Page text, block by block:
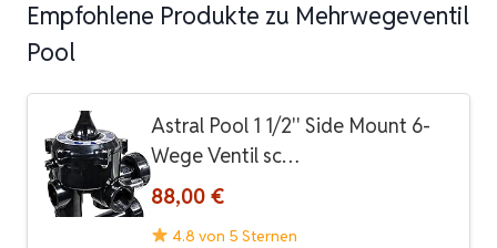
Empfohlene Produkte zu Mehrwegeventil
Pool
Astral Pool 1 1/2'' Side Mount 6-
Wege Ventil sc…
88,00 €
4.8 von 5 Sternen